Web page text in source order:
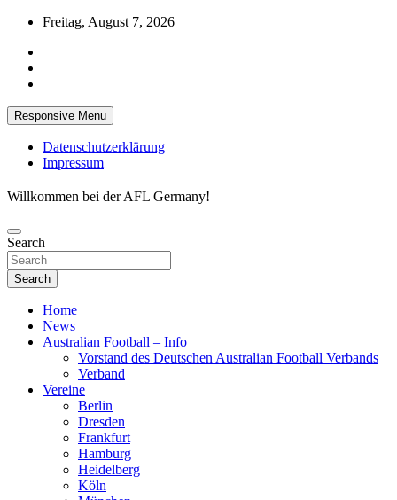
Skip
content
Freitag, August 7, 2026
Responsive Menu
Datenschutzerklärung
Impressum
Willkommen bei der AFL Germany!
Search
Search
Home
News
Australian Football – Info
Vorstand des Deutschen Australian Football Verbands
Verband
Vereine
Berlin
Dresden
Frankfurt
Hamburg
Heidelberg
Köln